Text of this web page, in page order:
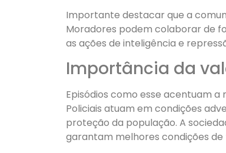
Importante destacar que a
Moradores podem colaborar de
as ações de inteligência e
Importância da
Episódios como esse acentuam a
Policiais atuam em condições
proteção da população. A
garantam melhores condições